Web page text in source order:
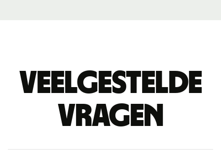
Veelgestelde
vragen